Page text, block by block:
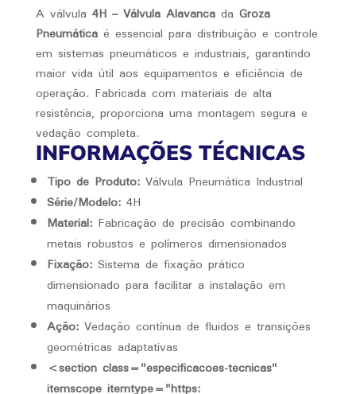
A válvula 4H – Válvula Alavancada Groza
Pneumáticaé essencial para distribuição e controle
em sistemas pneumáticos e industriais, garantindo
maior vida útil aos equipamentos e eficiência de
operação. Fabricada com materiais de alta
resistência, proporciona uma montagem segura e
vedação completa.
INFORMAÇÕES TÉCNICAS
Tipo de Produto:Válvula Pneumática Industrial
Série/Modelo:4H
Material:Fabricação de precisão combinando
metais robustos e polímeros dimensionados
Fixação:Sistema de fixação prático
dimensionado para facilitar a instalação em
maquinários
Ação:Vedação contínua de fluidos e transições
geométricas adaptativas
<section class="especificacoes-tecnicas"
itemscope itemtype="https: